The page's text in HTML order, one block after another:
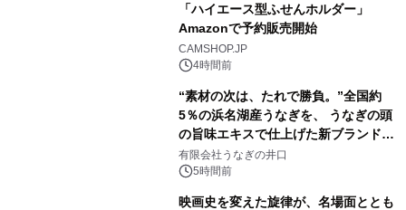
「ハイエース型ふせんホルダー」
Amazonで予約販売開始
CAMSHOP.JP
4時間前
“素材の次は、たれで勝負。”全国約
5％の浜名湖産うなぎを、 うなぎの頭
の旨味エキスで仕上げた新ブランド
「井口の誉」誕生
有限会社うなぎの井口
5時間前
映画史を変えた旋律が、名場面ととも